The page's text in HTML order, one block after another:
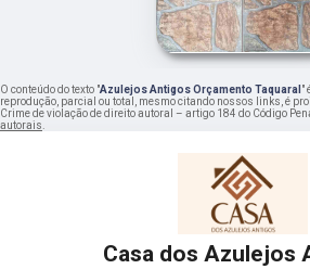
O conteúdo do texto "Azulejos Antigos Orçamento Taquaral "
reprodução, parcial ou total, mesmo citando nossos links, é
Crime de violação de direito autoral – artigo 184 do Código
autorais
Casa dos Azulejos